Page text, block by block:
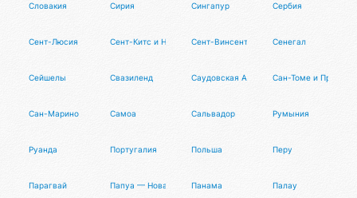
Словакия Сирия Сингапур Сербия
Сент-Люсия Сент-Китс и Невис Сент-Винсент и Гренадины
Сенегал
Сейшелы Свазиленд Саудовская Аравия Сан-Томе и
Сан-Марино Самоа Сальвадор Румыния
Руанда Португалия Польша Перу
Парагвай Папуа — Новая ГвинеяПанама Палау